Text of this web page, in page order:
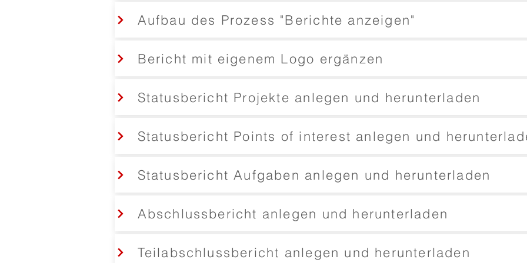
Aufbau des Prozess "Berichte anzeigen"
Bericht mit eigenem Logo ergänzen
Statusbericht Projekte anlegen und herunterladen
Statusbericht Points of interest anlegen und
Statusbericht Aufgaben anlegen und herunterladen
Abschlussbericht anlegen und herunterladen
Teilabschlussbericht anlegen und herunterladen